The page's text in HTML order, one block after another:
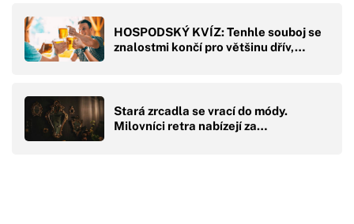
HOSPODSKÝ KVÍZ: Tenhle souboj se
znalostmi končí pro většinu dřív,…
Stará zrcadla se vrací do módy.
Milovníci retra nabízejí za…